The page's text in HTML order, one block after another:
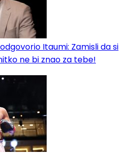
Itaumi: Zamisli da si
ne bi znao za tebe!